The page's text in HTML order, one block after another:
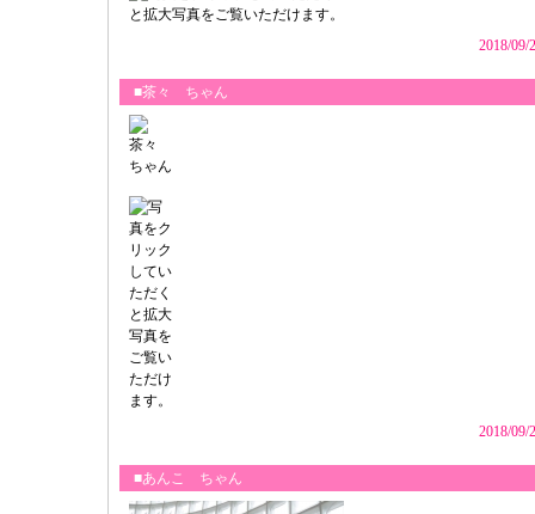
2018/09/
■茶々 ちゃん
2018/09/
■あんこ ちゃん